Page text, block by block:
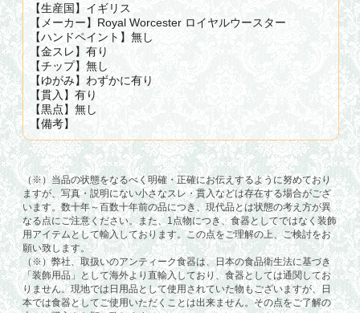
【生産国】イギリス
【メーカー】Royal Worcester ロイヤルウースター
【ハンドペイント】無し
【金スレ】有り
【チップ】無し
【ゆがみ】わずかに有り
【貫入】有り
【黒点】無し
【備考】